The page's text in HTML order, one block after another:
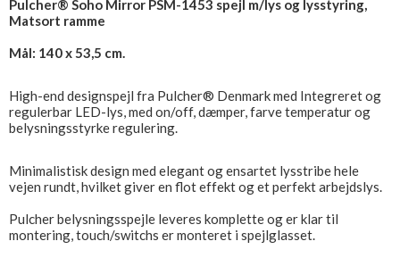
Pulcher® Soho Mirror PSM-1453 spejl m/lys og lysstyring,
Matsort ramme
Mål: 140 x 53,5 cm.
High-end designspejl fra Pulcher® Denmark med Integreret og
regulerbar LED-lys, med on/off, dæmper, farve temperatur og
belysningsstyrke regulering.
Minimalistisk design med elegant og ensartet lysstribe hele
vejen rundt, hvilket giver en flot effekt og et perfekt arbejdslys.
Pulcher belysningsspejle leveres komplette og er klar til
montering, touch/switchs er monteret i spejlglasset.